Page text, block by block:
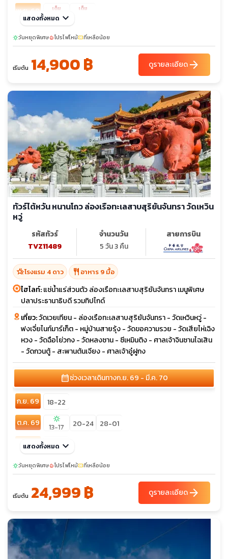
พ.ย. 69
เต็ม
04-08
เต็ม
แสดงทั้งหมด keyboard_arrow_down
sunnyวันหยุดพิเศษlocal_fire_departmentโปรไฟไหม้confirmation_numberที่เหลือน้อย
เริ่มต้น 14,900 ฿ ดูรายละเอียดarrow_forward
ทัวร์ไต้หวัน หนานโถว ล่องเรือทะเลสาบสุริยันจันทรา วัดเหวิน
หวู่
รหัสทัวร์
TVZ11489
จำนวนวัน
5 วัน 3 คืน
สายการบิน
hotel_classโรงแรม 4 ดาว restaurant อาหาร 9 มื้อ
ไฮไลท์:แช่น้ำแร่ส่วนตัว ล่องเรือทะเลสาบสุริยันจันทรา เมนูพิเศษ
ปลาประธานาธิบดี รวมทิปไกด์
เที่ยว:วัดเวยเทียน - ล่องเรือทะเลสาบสุริยันจันทรา - วัดเหวินหวู่ -
ฟงเจี่ยไนท์มาร์เก็ต - หมู่บ้านสายรุ้ง - วัดขอความรวย - วัดเสียไห่เฉิง
หวง - วัดฉือโย่วกง - วัดหลงซาน - ซีเหมินติง - ศาลเจ้าจินซานไฉเสิน
- วัดกวนตู้ - สะพานต้นเจียง - ศาลเจ้าอู๋ฝูกง
calendar_monthช่วงเวลาเดินทางก.ย. 69 - มี.ค. 70
ก.ย. 69
18-22
ต.ค. 69
sunny
13-17 20-24
28-01
พ.ย. 69
18-22
ธ.ค. 69 02-06 09-13
16-20
ม.ค. 70
13-17 20-24
แสดงทั้งหมด keyboard_arrow_down
sunnyวันหยุดพิเศษlocal_fire_departmentโปรไฟไหม้confirmation_numberที่เหลือน้อย
เริ่มต้น 24,999 ฿ ดูรายละเอียดarrow_forward